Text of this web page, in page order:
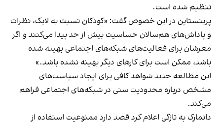
تنظیم شده است.
پرینستاین در این خصوص گفت: «کودکان نسبت به لایک‌، نظرات
و پاداش‌های هم‌سالان حساسیت بیش از حد پیدا می‌کنند و اگر
مغزشان برای فعالیت‌های شبکه‌های اجتماعی بهینه شده
باشد، ممکن است برای کارهای دیگر بهینه نشده باشد.»
این مطالعه جدید شواهد کافی برای ایجاد سیاست‌های
مشخص درباره محدودیت سنی در شبکه‌های اجتماعی فراهم
می‌کند.
دانمارک به تازگی اعلام کرد قصد دارد ممنوعیت استفاده از